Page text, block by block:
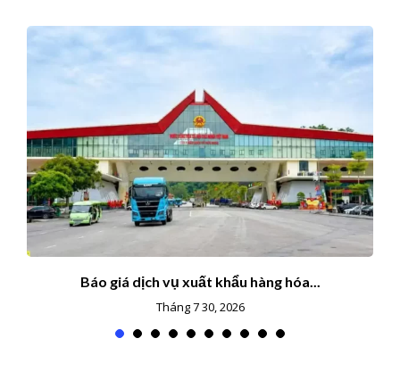
Báo giá dịch vụ xuất khẩu hàng hóa...
Tháng 7 30, 2026